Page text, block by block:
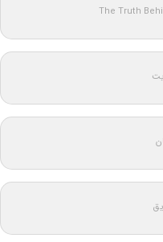
The Truth